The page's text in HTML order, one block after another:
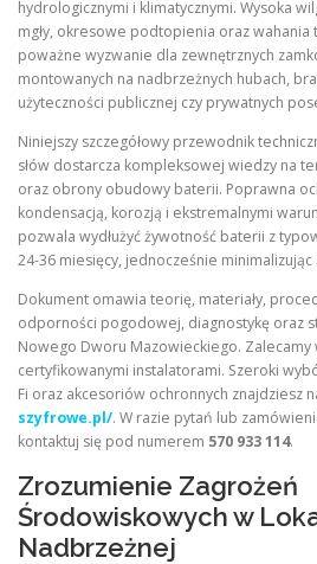
hydrologicznymi i klimatycznymi. Wysoka
mgły, okresowe podtopienia oraz
poważne wyzwanie dla zewnętrznych
montowanych na nadbrzeżnych hubach,
użyteczności publicznej czy prywatnych
Niniejszy szczegółowy przewodnik
słów dostarcza kompleksowej wiedzy na
oraz obrony obudowy baterii. Poprawna
kondensacją, korozją i ekstremalnymi
pozwala wydłużyć żywotność baterii z
24-36 miesięcy, jednocześnie
Dokument omawia teorię, materiały,
odporności pogodowej, diagnostykę oraz
Nowego Dworu Mazowieckiego. Zalecamy
certyfikowanymi instalatorami. Szeroki
Fi oraz akcesoriów ochronnych znajdziesz
szyfrowe.pl/. W razie pytań lub
kontaktuj się pod numerem 570 933 114.
Zrozumienie Zagrożeń
Środowiskowych w
Nadbrzeżnej